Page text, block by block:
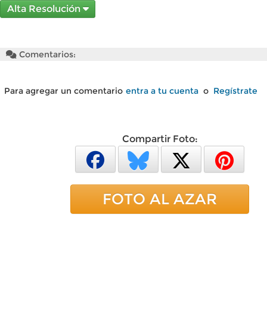
Alta Resolución
Comentarios:
Para agregar un comentario entra a tu cuenta o Regístrate
Compartir Foto:
FOTO AL AZAR